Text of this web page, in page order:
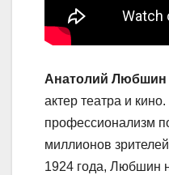
Анатолий Любшин
актер театра и
профессионализм
миллионов
1924 года, Любшин